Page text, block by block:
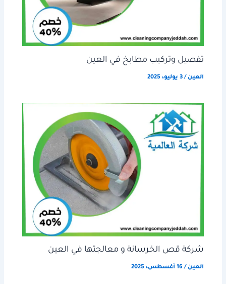
تفصيل وتركيب مطابخ في العين
العين /3 يوليو، 2025
شركة قص الخرسانة و معالجتها في العين
العين /16 أغسطس، 2025